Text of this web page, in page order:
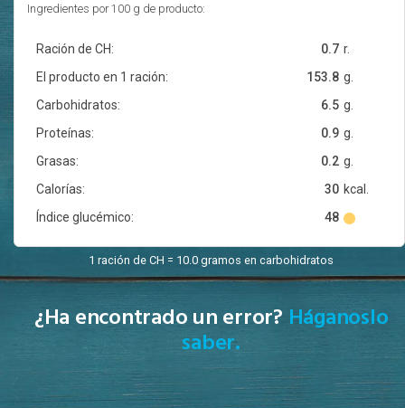
Ingredientes por 100 g de producto:
Ración de CH: r.
0.7
El producto en 1 ración:
g.
153.8
Carbohidratos:
g.
6.5
Proteínas:
g.
0.9
Grasas:
g.
0.2
Calorías:
kcal.
30
Índice glucémico:
48
1 ración de CH = 10.0 gramos en carbohidratos
¿Ha encontrado un error? Háganoslo
saber.